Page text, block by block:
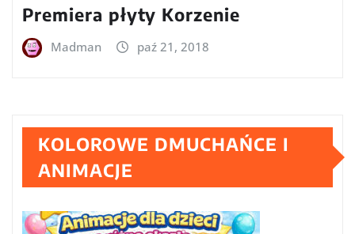
Premiera płyty Korzenie
Madman paź 21, 2018
KOLOROWE DMUCHAŃCE I
ANIMACJE